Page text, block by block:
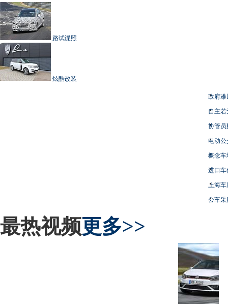
路试谍照
炫酷改装
政府难
自主
协管员
电动
概念车
进口车
上海
公车采
最热视频更多>>